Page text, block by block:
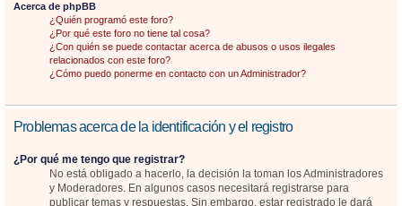
Acerca de phpBB
¿Quién programó este foro?
¿Por qué este foro no tiene tal cosa?
¿Con quién se puede contactar acerca de abusos o usos ilegales
relacionados con este foro?
¿Cómo puedo ponerme en contacto con un Administrador?
Problemas acerca de la identificación y el registro
¿Por qué me tengo que registrar?
No está obligado a hacerlo, la decisión la toman los Administradores
y Moderadores. En algunos casos necesitará registrarse para
publicar temas y respuestas. Sin embargo, estar registrado le dará